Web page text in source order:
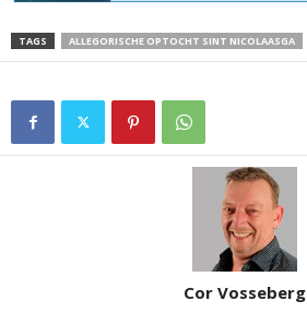
TAGS ALLEGORISCHE OPTOCHT SINT NICOLAASGA
Cor Vosseberg